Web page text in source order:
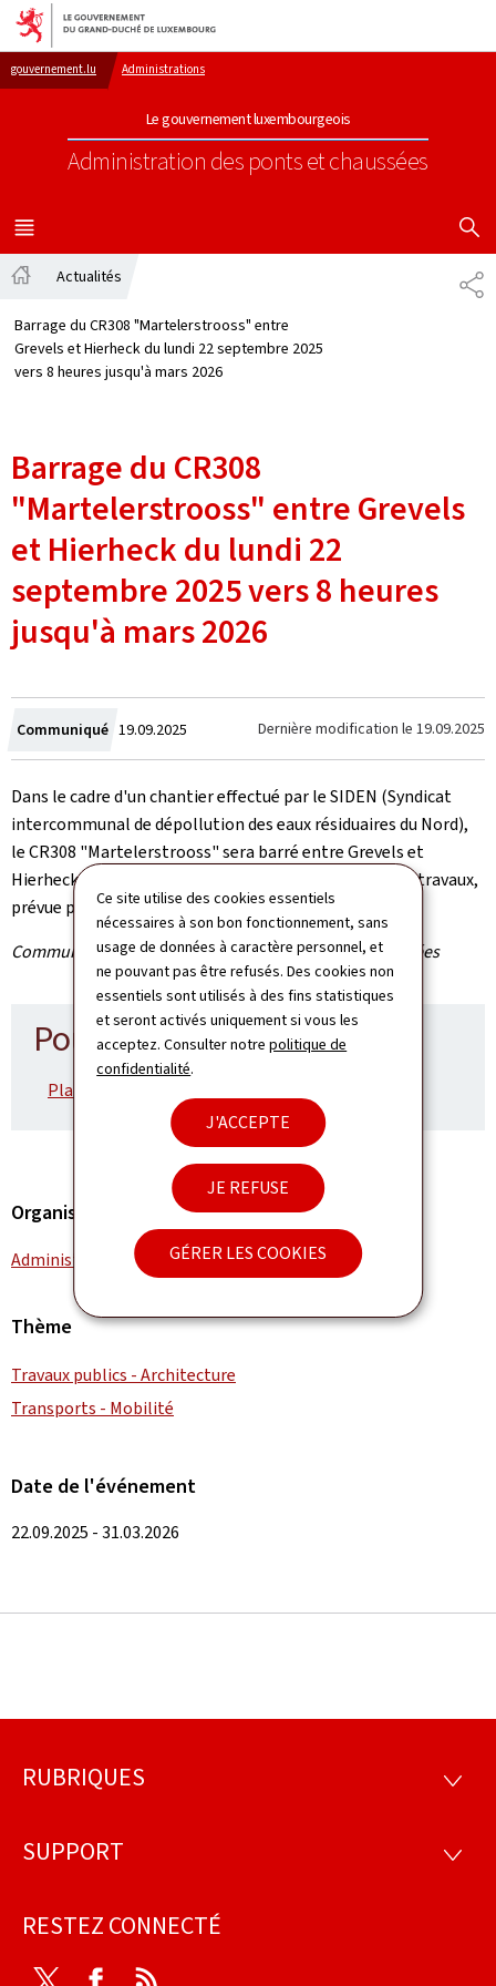
Ce site utilise des cookies essentiels
nécessaires à son bon fonctionnement, sans
usage de données à caractère personnel, et
ne pouvant pas être refusés. Des cookies non
essentiels sont utilisés à des fins statistiques
et seront activés uniquement si vous les
acceptez. Consulter notrepolitique de
confidentialité.
J'ACCEPTE
JE REFUSE
GÉRER LES COOKIES
Aller au menu principal
Aller au contenu
gouvernement.lu Administrations
Le gouvernement luxembourgeois
Administration des ponts et chaussées
MENU
PRINCIPAL
Actualités
Barrage du CR308 "Martelerstrooss" entre
Grevels et Hierheck du lundi 22 septembre 2025
vers 8 heures jusqu'à mars 2026
Barrage du CR308
"Martelerstrooss" entre Grevels
et Hierheck du lundi 22
septembre 2025 vers 8 heures
jusqu'à mars 2026
Communiqué Crée
le
19.09.2025 Dernière modification le 19.09.2025
Dans le cadre d'un chantier effectué par le SIDEN (Syndicat
intercommunal de dépollution des eaux résiduaires du Nord),
le CR308 "Martelerstrooss" sera barré entre Grevels et
Hierheck du lundi 22 septembre 2025 jusqu'à la fin des travaux,
prévue pour mars 2026.
Communiqué par l'Administration des ponts et chaussées
Pour en savoir plus
Plan de déviation – SIDEN (Pdf, 154 Ko)
Organisation
Administration des ponts et chaussées
Thème
Travaux publics - Architecture
Transports - Mobilité
Date de l'événement
22.09.2025 - 31.03.2026
Pied
page
RUBRIQUES
SUPPORT
RESTEZ CONNECTÉ
Twitter Facebook